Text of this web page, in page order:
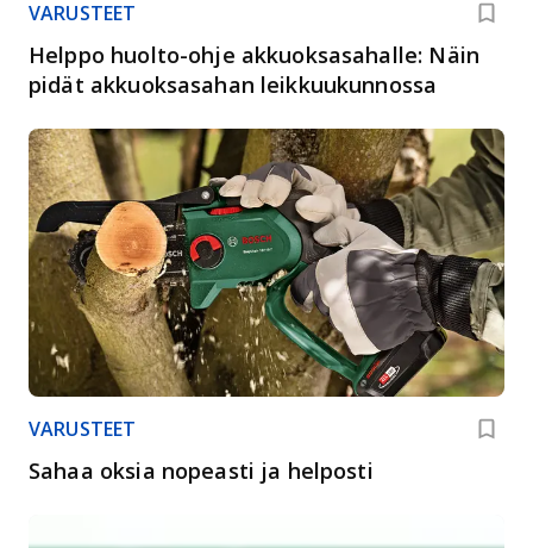
VARUSTEET
Helppo huolto-ohje akkuoksasahalle: Näin
pidät akkuoksasahan leikkuukunnossa
VARUSTEET
Sahaa oksia nopeasti ja helposti